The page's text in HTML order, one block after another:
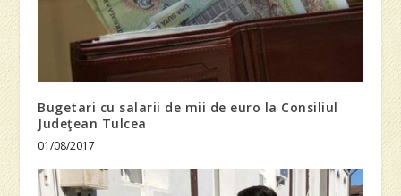
Bugetari cu salarii de mii de euro la Consiliul
Judeţean Tulcea
01/08/2017